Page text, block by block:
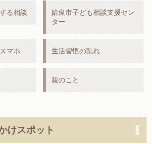
る相談
姶良市子ども相談支援セン
ター
マホ 生活習慣の乱れ
親のこと
けスポット